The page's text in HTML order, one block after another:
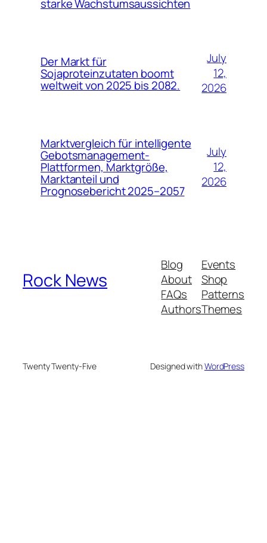
starke Wachstumsaussichten
Der Markt für
Sojaproteinzutaten boomt
weltweit von 2025 bis 2082.
July
12,
2026
Marktvergleich für intelligente
Gebotsmanagement-
Plattformen, Marktgröße,
Marktanteil und
Prognosebericht 2025–2057
July
12,
2026
Rock News
Blog
About
FAQs
Authors
Events
Shop
Patterns
Themes
Twenty Twenty-Five Designed withWordPress